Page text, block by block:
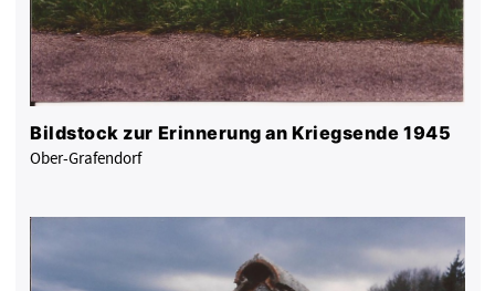
Bildstock zur Erinnerung an Kriegsende 1945
Ober-Grafendorf